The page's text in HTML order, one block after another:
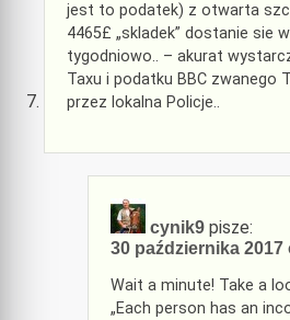
jest to podatek) z otwarta
4465£ „skladek” dostanie sie
tygodniowo.. – akurat
Taxu i podatku BBC zwanego
przez lokalna Policje..
cynik9 pisze:
30 października 2017
Wait a minute! Take a
„Each person has an